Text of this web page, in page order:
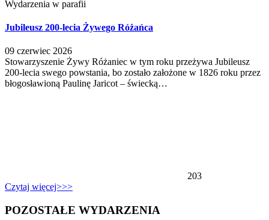
Wydarzenia w parafii
Jubileusz 200-lecia Żywego Różańca
09 czerwiec 2026
Stowarzyszenie Żywy Różaniec w tym roku przeżywa Jubileusz
200-lecia swego powstania, bo zostało założone w 1826 roku przez
błogosławioną Paulinę Jaricot – świecką…
203
Czytaj więcej>>>
POZOSTAŁE WYDARZENIA